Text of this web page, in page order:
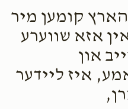
Pinches RothAron Klein
קומען מיר
אזא שווערע
און
איז ליידער